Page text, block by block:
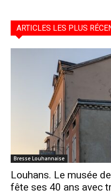
ARTICLES LES PLUS
Bresse Louhannaise
Louhans. Le musée
fête ses 40 ans avec